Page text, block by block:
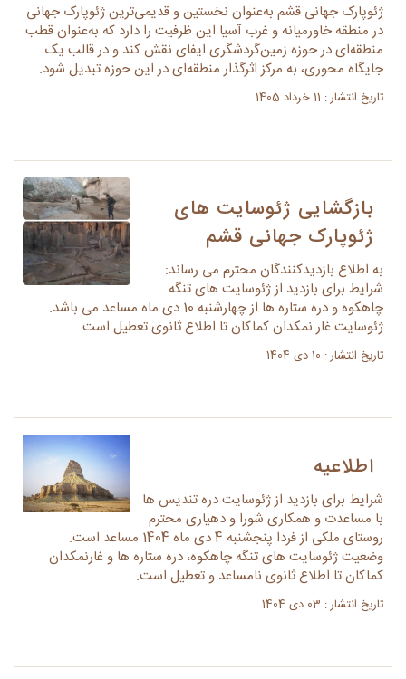
ژئوپارک جهانی قشم به‌عنوان نخستین و قدیمی‌ترین ژئوپارک جهانی
در منطقه خاورمیانه و غرب آسیا این ظرفیت را دارد که به‌عنوان قطب
منطقه‌ای در حوزه زمین‌گردشگری ایفای نقش کند و در قالب یک
جایگاه محوری، به مرکز اثرگذار منطقه‌ای در این حوزه تبدیل شود.
تاریخ انتشار : 11 خرداد 1405
بازگشایی ژئوسایت های
ژئوپارک جهانی قشم
به اطلاع بازدیدکنندگان محترم می رساند:
شرایط برای بازدید از ژئوسایت های تنگه
چاهکوه و دره ستاره ها از چهارشنبه 10 دی ماه مساعد می باشد.
ژئوسایت غار نمکدان کماکان تا اطلاع ثانوی تعطیل است
تاریخ انتشار : 10 دی 1404
اطلاعیه
شرایط برای بازدید از ژئوسایت دره تندیس ها
با مساعدت و همکاری شورا و دهیاری محترم
روستای ملکی از فردا پنجشنبه 4 دی ماه 1404 مساعد است.
وضعیت ژئوسایت های تنگه چاهکوه، دره ستاره ها و غارنمکدان
کماکان تا اطلاع ثانوی نامساعد و تعطیل است.
تاریخ انتشار : 03 دی 1404